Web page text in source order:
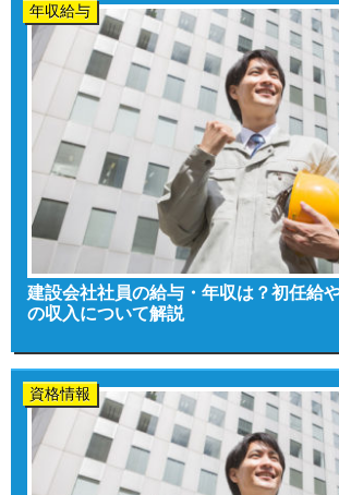
年収給与
建設会社社員の給与・年収は？初任給
の収入について解説
資格情報